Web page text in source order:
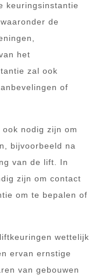
keuringsinstantie
de
het
zal ook
of
nodig zijn om
bijvoorbeeld na
van de lift. In
zijn om contact
om te bepalen of
wettelijk
ervan ernstige
van gebouwen